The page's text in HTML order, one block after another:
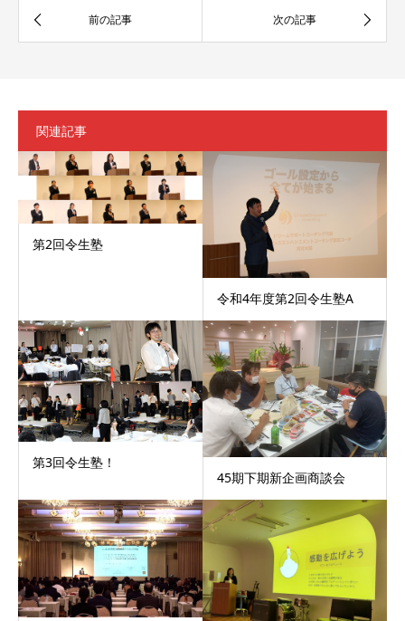
関連記事
第2回令生塾
令和4年度第2回令生塾A
第3回令生塾！
45期下期新企画商談会